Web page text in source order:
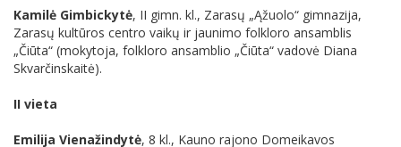
Kamilė Gimbickytė, II gimn. kl., Zarasų „Ąžuolo“ gimnazija,
Zarasų kultūros centro vaikų ir jaunimo folkloro ansamblis
„Čiūta“ (mokytoja, folkloro ansamblio „Čiūta“ vadovė Diana
Skvarčinskaitė).
II vieta
Emilija Vienažindytė, 8 kl., Kauno rajono Domeikavos